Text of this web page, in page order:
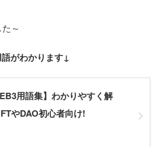
～
がわかります↓
用語集】わかりやすく解
やDAO初心者向け!